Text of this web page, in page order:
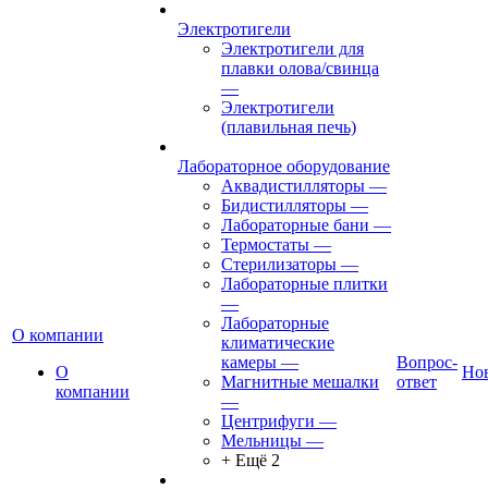
О компании
О
компании
Электротигели
Электротигели для
плавки олова/свинца
—
Электротигели
(плавильная печь)
Лабораторное оборудование
Аквадистилляторы —
Бидистилляторы —
Лабораторные бани —
Термостаты —
Стерилизаторы —
Лабораторные плитки
—
Лабораторные
климатические
камеры —
Магнитные мешалки
—
Центрифуги —
Мельницы —
+ Ещё 2
Вопрос-
ответ